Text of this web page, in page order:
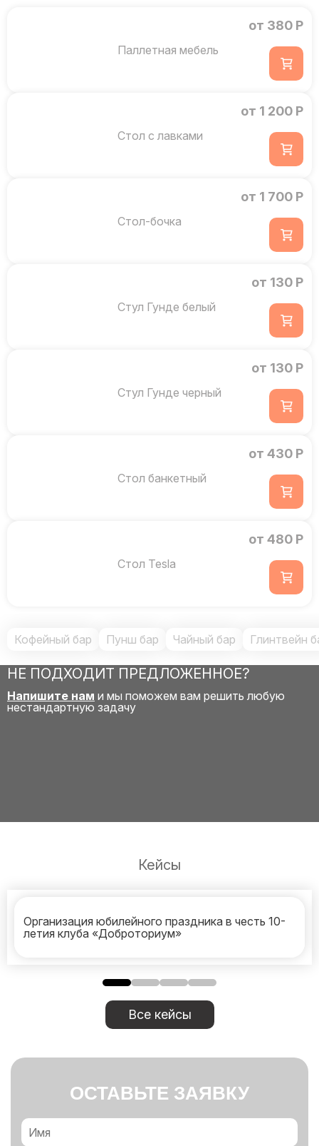
Паллетная мебель
от 380 Р
Стол с лавками
от 1 200 Р
Стол-бочка
от 1 700 Р
Стул Гунде белый
от 130 Р
Стул Гунде черный
от 130 Р
Стол банкетный
от 430 Р
Стол Tesla
от 480 Р
Кофейный бар Пунш бар Чайный бар Глинтвейн
НЕ ПОДХОДИТ ПРЕДЛОЖЕННОЕ?
Напишите нам и мы поможем вам решить любую
нестандартную задачу
Кейсы
Организация юбилейного праздника в честь 10-
летия клуба «Доброториум»
Все кейсы
ОСТАВЬТЕ ЗАЯВКУ